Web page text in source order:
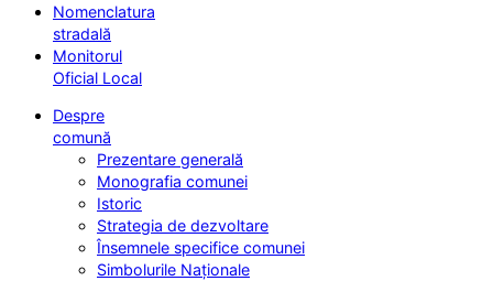
Nomenclatura
stradală
Monitorul
Oficial Local
Despre
comună
Prezentare generală
Monografia comunei
Istoric
Strategia de dezvoltare
Însemnele specifice comunei
Simbolurile Naționale